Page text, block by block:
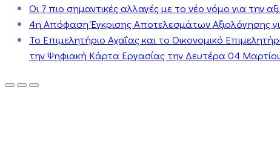
Οι 7 πιο σημαντικές αλλαγές με το νέο νόμο για την
4η Απόφαση Έγκρισης Αποτελεσμάτων Αξιολόγησης
Το Επιμελητήριο Αχαΐας και το Οικονομικό
την Ψηφιακή Κάρτα Εργασίας την Δευτέρα 04